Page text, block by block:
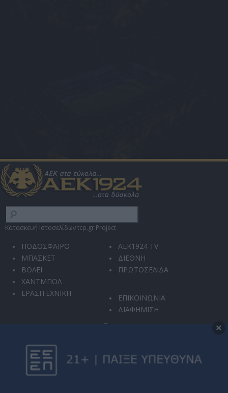
Κατασκευή Ιστοσελίδων tcp.gr Project
ΠΟΔΟΣΦΑΙΡΟ
ΜΠΑΣΚΕΤ
ΒΟΛΕΪ
ΧΑΝΤΜΠΟΛ
ΕΡΑΣΙΤΕΧΝΙΚΗ
AEK1924 TV
ΔΙΕΘΝΗ
ΠΡΩΤΟΣΕΛΙΔΑ
ΕΠΙΚΟΙΝΩΝΙΑ
ΔΙΑΦΗΜΙΣΗ
Ο ιστότοπός μας χρησιμοποιεί την υπηρεσία reCAPTCHA για την προστασία από
κακόβουλη χρήση και αυτοματοποιημένες επιθέσεις.
Η χρήση του ιστοτόπου διέπεται από την
×